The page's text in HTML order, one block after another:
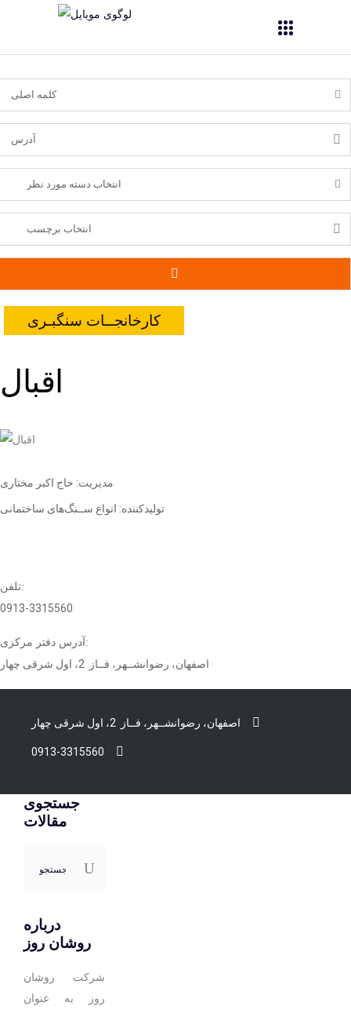
کارخانجــات سنگبـری
اقبال
مدیریت: حاج اکبر مختاری
تولیدکننده: انواع ســنگ‌های ساختمانی
تلفن:
0913-3315560
آدرس دفتر مرکزی:
اصفهان، رضوانشــهر، فــاز 2، اول شرقی چهار
اصفهان، رضوانشــهر، فــاز 2، اول شرقی چهار
0913-3315560
جستجوی
مقالات
برای:
درباره
روشان روز
شرکت روشان
روز به عنوان